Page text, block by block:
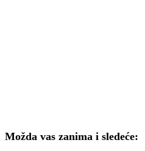
Možda vas zanima i sledeće: